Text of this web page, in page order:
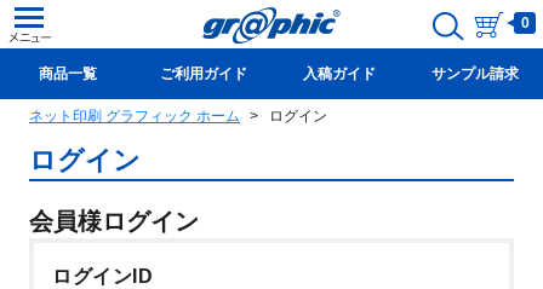
0
商品一覧 ご利用ガイド 入稿ガイド サンプル請求
新規会員登録(無料)
ネット印刷 グラフィック ホーム ログイン
ログイン
会員様ログイン
ログインID